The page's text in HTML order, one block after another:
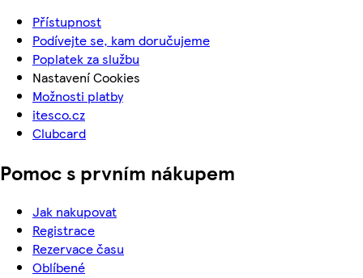
Přístupnost
Podívejte se, kam doručujeme
Poplatek za službu
Nastavení Cookies
Možnosti platby
itesco.cz
Clubcard
Pomoc s prvním nákupem
Jak nakupovat
Registrace
Rezervace času
Oblíbené